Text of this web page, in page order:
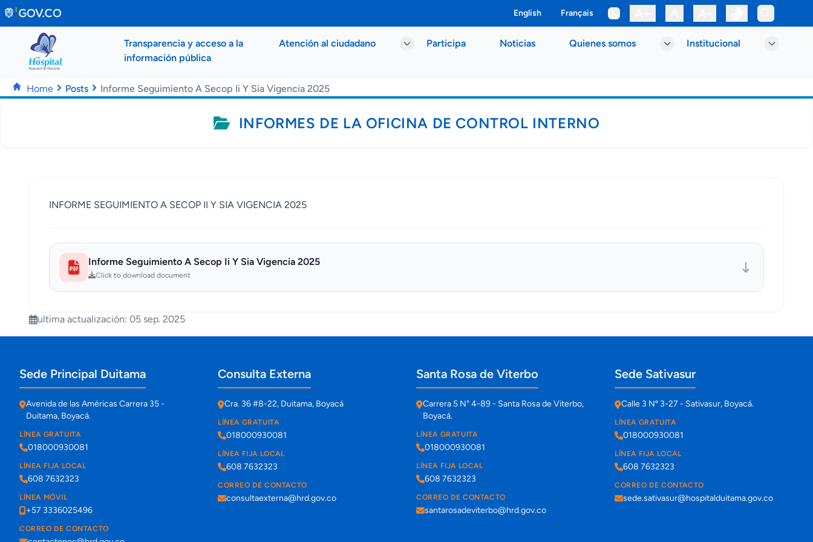
Saltar al contenido principal
English Français
Transparencia y acceso a la
información pública
Atención al ciudadano Participa Noticias Quienes somos Institucional
Home Posts Informe Seguimiento A Secop Ii Y Sia Vigencia 2025
INFORMES DE LA OFICINA DE CONTROL INTERNO
INFORME SEGUIMIENTO A SECOP II Y SIA VIGENCIA 2025
Informe Seguimiento A Secop Ii Y Sia Vigencia 2025
Click to download document
ultima actualización: 05 sep. 2025
Información de contacto y sedes
Sede Principal Duitama
Avenida de las Américas Carrera 35 -
Duitama, Boyacá.
LÍNEA GRATUITA
018000930081
LÍNEA FIJA LOCAL
608 7632323
LÍNEA MÓVIL
+57 3336025496
CORREO DE CONTACTO
Consulta Externa
Cra. 36 #8-22, Duitama, Boyacá
LÍNEA GRATUITA
018000930081
LÍNEA FIJA LOCAL
608 7632323
CORREO DE CONTACTO
consultaexterna@hrd.gov.co
Santa Rosa de Viterbo
Carrera 5 N° 4-89 - Santa Rosa de Viterbo,
Boyacá.
LÍNEA GRATUITA
018000930081
LÍNEA FIJA LOCAL
608 7632323
CORREO DE CONTACTO
santarosadeviterbo@hrd.gov.co
Sede Sativasur
Calle 3 Nº 3-27 - Sativasur, Boyacá.
LÍNEA GRATUITA
018000930081
LÍNEA FIJA LOCAL
608 7632323
CORREO DE CONTACTO
sede.sativasur@hospitalduitama.gov.co